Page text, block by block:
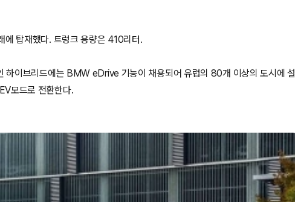
탑재했다. 트렁크 용량은 410리터.
하이브리드에는 BMW eDrive 기능이 채용되어 유럽의 80개 이상의 도시에 설
모드로 전환한다.